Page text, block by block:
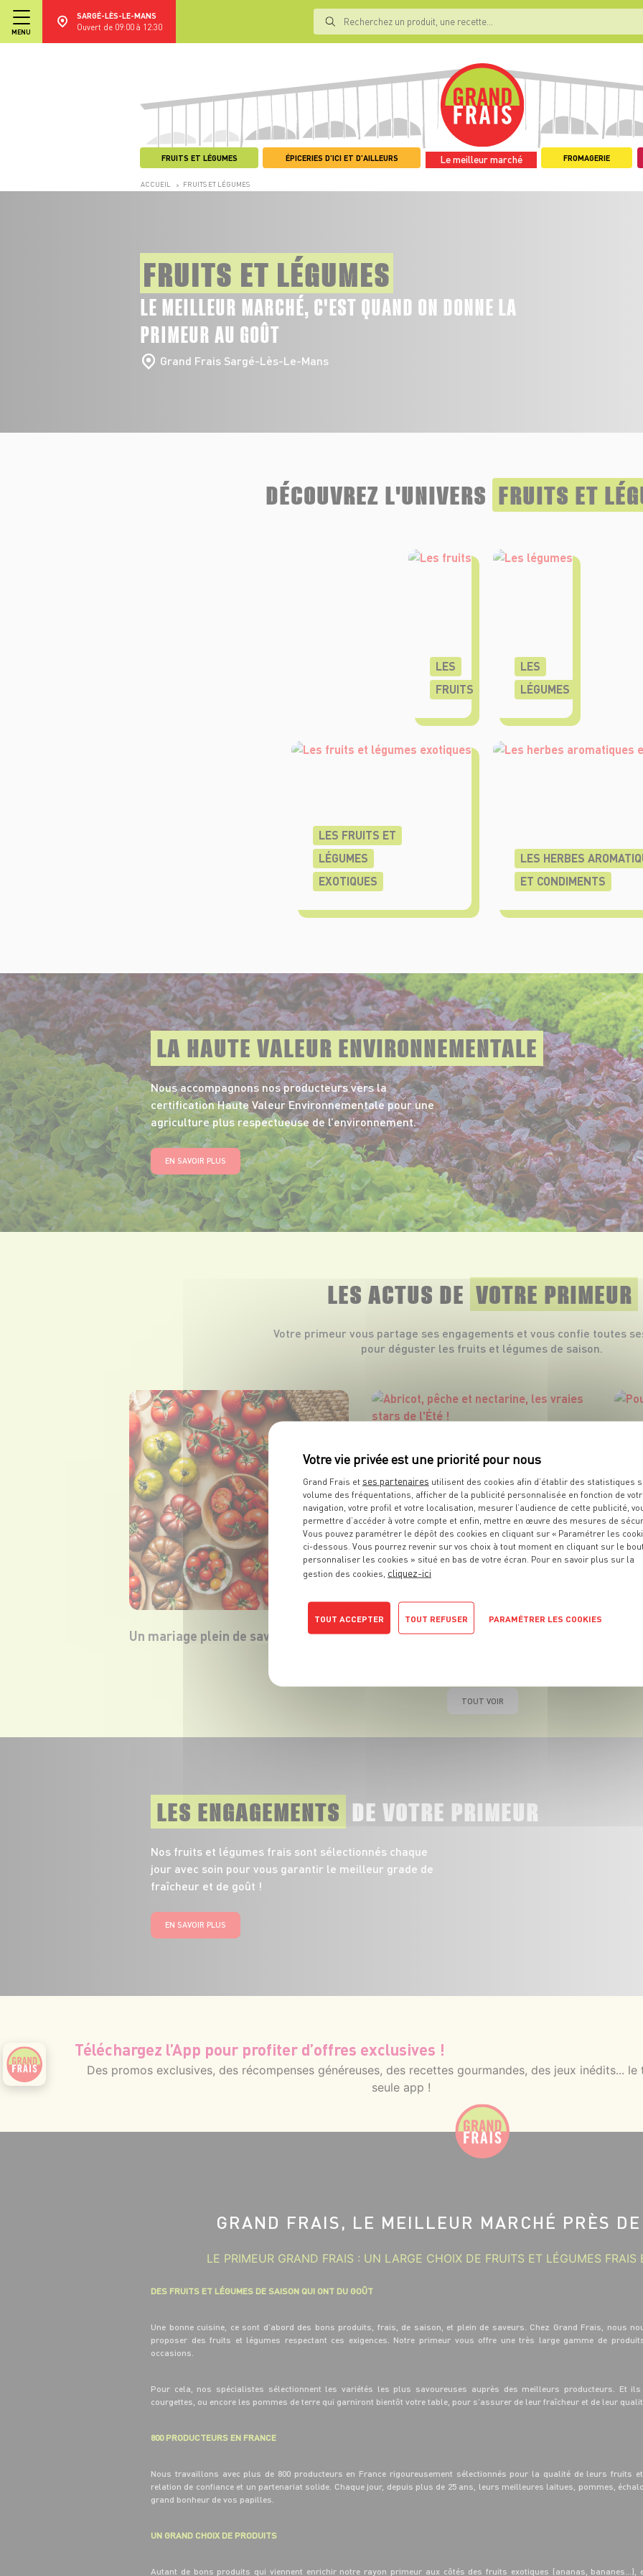
MENU
SARGÉ-LÈS-LE-MANS
Ouvert de 09:00 à 12:30
FRUITS ET LÉGUMES ÉPICERIES D'ICI ET D'AILLEURS Le meilleur marché FROMAGERIE
ACCUEIL > FRUITS ET LÉGUMES
FRUITS ET LÉGUMES
LE MEILLEUR MARCHÉ, C'EST QUAND ON DONNE LA
PRIMEUR AU GOÛT
Grand Frais Sargé-Lès-Le-Mans
DÉCOUVREZ L'UNIVERS FRUITS ET
LES
FRUITS
LES
LÉGUMES
LES FRUITS ET
LÉGUMES
EXOTIQUES
LES HERBES
ET CONDIMENTS
LA HAUTE VALEUR ENVIRONNEMENTALE
Nous accompagnons nos producteurs vers la
certification Haute Valeur Environnementale pour une
agriculture plus respectueuse de l’environnement.
EN SAVOIR PLUS
LES ACTUS DE VOTRE PRIMEUR
Votre primeur vous partage ses engagements et vous confie toutes
pour déguster les fruits et légumes de saison.
Un mariage plein de saveurs.
Abricot, pêche et nectarine, les
TOUT VOIR
LES ENGAGEMENTS DE VOTRE PRIMEUR
Nos fruits et légumes frais sont sélectionnés chaque
jour avec soin pour vous garantir le meilleur grade de
fraîcheur et de goût !
EN SAVOIR PLUS
Téléchargez l’App pour profiter d’offres exclusives !
Des promos exclusives, des récompenses généreuses, des recettes gourmandes, des jeux inédits... le
seule app !
GRAND FRAIS, LE MEILLEUR MARCHÉ PRÈS
LE PRIMEUR GRAND FRAIS : UN LARGE CHOIX DE FRUITS ET LÉGUMES FRAIS
DES FRUITS ET LÉGUMES DE SAISON QUI ONT DU GOÛT
Une bonne cuisine, ce sont d’abord des bons produits, frais, de saison, et plein de saveurs. Chez Grand Frais, nous
proposer des fruits et légumes respectant ces exigences. Notre primeur vous offre une très large gamme de
occasions.
Pour cela, nos spécialistes sélectionnent les variétés les plus savoureuses auprès des meilleurs producteurs. Et
courgettes, ou encore les pommes de terre qui garniront bientôt votre table, pour s’assurer de leur fraîcheur et de leur
800 PRODUCTEURS EN FRANCE
Nous travaillons avec plus de 800 producteurs en France rigoureusement sélectionnés pour la qualité de leurs fruits
relation de confiance et un partenariat solide. Chaque jour, depuis plus de 25 ans, leurs meilleures laitues, pommes,
grand bonheur de vos papilles.
UN GRAND CHOIX DE PRODUITS
Autant de bons produits qui viennent enrichir notre rayon primeur aux côtés des fruits exotiques (ananas,
Grand Frais et ses partenaires utilisent des cookies afin d’établir des statistiques
volume des fréquentations, afficher de la publicité personnalisée en fonction de
navigation, votre profil et votre localisation, mesurer l’audience de cette publicité,
permettre d’accéder à votre compte et enfin, mettre en œuvre des mesures de
Vous pouvez paramétrer le dépôt des cookies en cliquant sur « Paramétrer les
ci-dessous. Vous pourrez revenir sur vos choix à tout moment en cliquant sur le
personnaliser les cookies » situé en bas de votre écran. Pour en savoir plus sur la
gestion des cookies, cliquez-ici
TOUT ACCEPTER TOUT REFUSER PARAMÉTRER LES COOKIES